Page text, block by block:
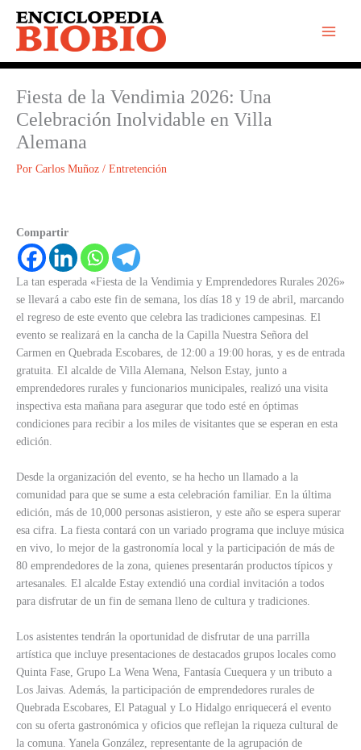
contenido
Fiesta de la Vendimia 2026: Una
Celebración Inolvidable en Villa
Alemana
Por Carlos Muñoz / Entretención
Compartir
La tan esperada «Fiesta de la Vendimia y Emprendedores Rurales 2026»
se llevará a cabo este fin de semana, los días 18 y 19 de abril, marcando
el regreso de este evento que celebra las tradiciones campesinas. El
evento se realizará en la cancha de la Capilla Nuestra Señora del
Carmen en Quebrada Escobares, de 12:00 a 19:00 horas, y es de entrada
gratuita. El alcalde de Villa Alemana, Nelson Estay, junto a
emprendedores rurales y funcionarios municipales, realizó una visita
inspectiva esta mañana para asegurar que todo esté en óptimas
condiciones para recibir a los miles de visitantes que se esperan en esta
edición.
Desde la organización del evento, se ha hecho un llamado a la
comunidad para que se sume a esta celebración familiar. En la última
edición, más de 10,000 personas asistieron, y este año se espera superar
esa cifra. La fiesta contará con un variado programa que incluye música
en vivo, lo mejor de la gastronomía local y la participación de más de
80 emprendedores de la zona, quienes presentarán productos típicos y
artesanales. El alcalde Estay extendió una cordial invitación a todos
para disfrutar de un fin de semana lleno de cultura y tradiciones.
Los asistentes tendrán la oportunidad de disfrutar de una parrilla
artística que incluye presentaciones de destacados grupos locales como
Quinta Fase, Grupo La Wena Wena, Fantasía Cuequera y un tributo a
Los Jaivas. Además, la participación de emprendedores rurales de
Quebrada Escobares, El Patagual y Lo Hidalgo enriquecerá el evento
con su oferta gastronómica y oficios que reflejan la riqueza cultural de
la comuna. Yanela González, representante de la agrupación de